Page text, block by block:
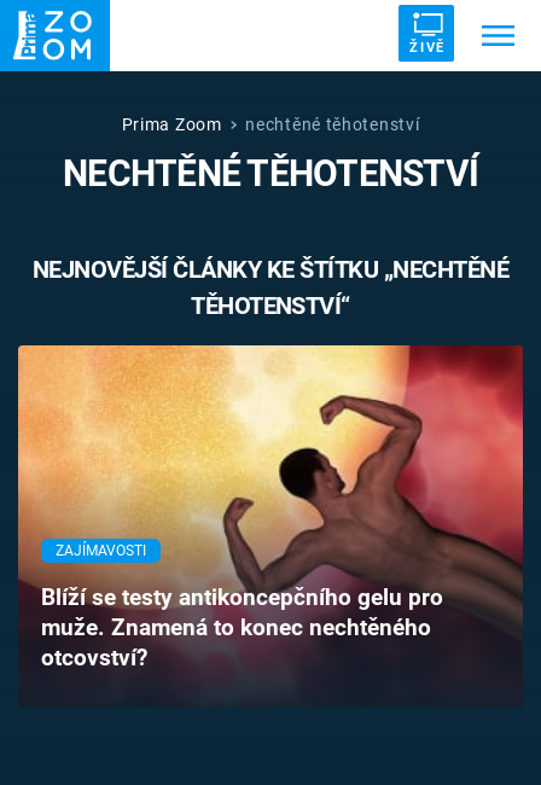
ŽIVĚ
ZRÁDCI DRUHÁ SVĚTOVÁ VÁLKA
ZÁHADY VETŘELCI DÁVNOVĚKU
Témata
Pořady
TV Program
Časopis
Sledujte prima+
Prima Zoom nechtěné těhotenství
NECHTĚNÉ TĚHOTENSTVÍ
NEJNOVĚJŠÍ ČLÁNKY KE ŠTÍTKU „NECHTĚNÉ
TĚHOTENSTVÍ“
ZAJÍMAVOSTI
Blíží se testy antikoncepčního gelu pro
muže. Znamená to konec nechtěného
otcovství?